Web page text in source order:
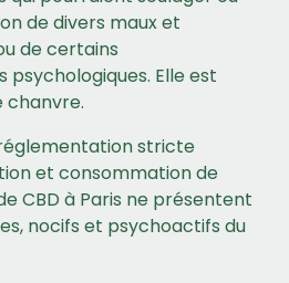
de divers maux et
de certains
Elle est
chanvre.
stricte
et consommation de
CBD à Paris ne présentent
nocifs et psychoactifs du